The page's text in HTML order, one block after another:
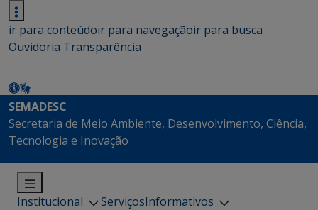
ir para conteúdoir para navegaçãoir para busca
Ouvidoria Transparência
SEMADESC
Secretaria de Meio Ambiente, Desenvolvimento, Ciência,
Tecnologia e Inovação
Institucional ServiçosInformativos